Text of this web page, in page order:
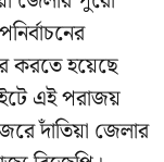
করতে হয়েছে
এই পরাজয়
দাঁতিয়া জেলার